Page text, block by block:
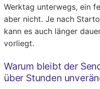
Werktag unterwegs, ein
aber nicht. Je nach
kann es auch länger
vorliegt.
Warum bleibt der
über Stunden